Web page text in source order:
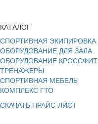
КАТАЛОГ
СПОРТИВНАЯ ЭКИПИРОВКА
ОБОРУДОВАНИЕ ДЛЯ ЗАЛА
ОБОРУДОВАНИЕ КРОССФИТ
ТРЕНАЖЕРЫ
СПОРТИВНАЯ МЕБЕЛЬ
КОМПЛЕКС ГТО
СКАЧАТЬ ПРАЙС-ЛИСТ